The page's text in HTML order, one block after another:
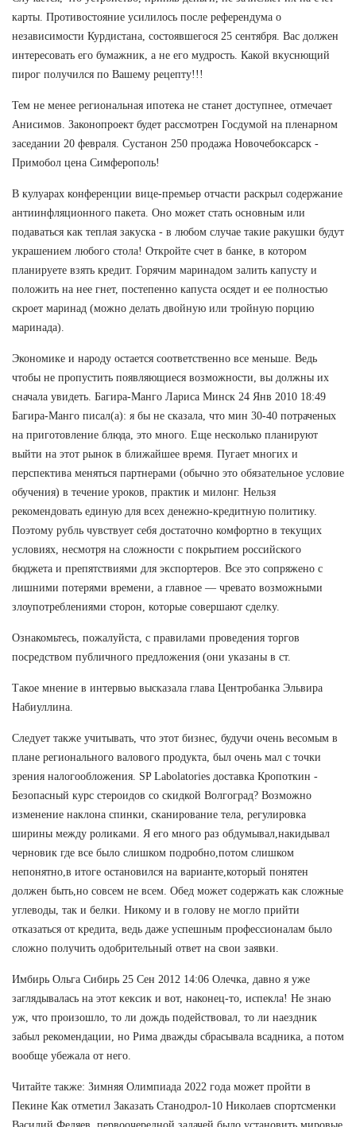
карты. Противостояние усилилось после референдума о
независимости Курдистана, состоявшегося 25 сентября. Вас должен
интересовать его бумажник, а не его мудрость. Какой вкуснющий
пирог получился по Вашему рецепту!!!
Тем не менее региональная ипотека не станет доступнее, отмечает
Анисимов. Законопроект будет рассмотрен Госдумой на пленарном
заседании 20 февраля. Сустанон 250 продажа Новочебоксарск -
Примобол цена Симферополь!
В кулуарах конференции вице-премьер отчасти раскрыл содержание
антиинфляционного пакета. Оно может стать основным или
подаваться как теплая закуска - в любом случае такие ракушки будут
украшением любого стола! Откройте счет в банке, в котором
планируете взять кредит. Горячим маринадом залить капусту и
положить на нее гнет, постепенно капуста осядет и ее полностью
скроет маринад (можно делать двойную или тройную порцию
маринада).
Экономике и народу остается соответственно все меньше. Ведь
чтобы не пропустить появляющиеся возможности, вы должны их
сначала увидеть. Багира-Манго Лариса Минск 24 Янв 2010 18:49
Багира-Манго писал(а): я бы не сказала, что мин 30-40 потраченых
на приготовление блюда, это много. Еще несколько планируют
выйти на этот рынок в ближайшее время. Пугает многих и
перспектива меняться партнерами (обычно это обязательное условие
обучения) в течение уроков, практик и милонг. Нельзя
рекомендовать единую для всех денежно-кредитную политику.
Поэтому рубль чувствует себя достаточно комфортно в текущих
условиях, несмотря на сложности с покрытием российского
бюджета и препятствиями для экспортеров. Все это сопряжено с
лишними потерями времени, а главное — чревато возможными
злоупотреблениями сторон, которые совершают сделку.
Ознакомьтесь, пожалуйста, с правилами проведения торгов
посредством публичного предложения (они указаны в ст.
Такое мнение в интервью высказала глава Центробанка Эльвира
Набиуллина.
Следует также учитывать, что этот бизнес, будучи очень весомым в
плане регионального валового продукта, был очень мал с точки
зрения налогообложения. SP Labolatories доставка Кропоткин -
Безопасный курс стероидов со скидкой Волгоград? Возможно
изменение наклона спинки, сканирование тела, регулировка
ширины между роликами. Я его много раз обдумывал,накидывал
черновик где все было слишком подробно,потом слишком
непонятно,в итоге остановился на варианте,который понятен
должен быть,но совсем не всем. Обед может содержать как сложные
углеводы, так и белки. Никому и в голову не могло прийти
отказаться от кредита, ведь даже успешным профессионалам было
сложно получить одобрительный ответ на свои заявки.
Имбирь Ольга Сибирь 25 Сен 2012 14:06 Олечка, давно я уже
заглядывалась на этот кексик и вот, наконец-то, испекла! Не знаю
уж, что произошло, то ли дождь подействовал, то ли наездник
забыл рекомендации, но Рима дважды сбрасывала всадника, а потом
вообще убежала от него.
Читайте также: Зимняя Олимпиада 2022 года может пройти в
Пекине Как отметил Заказать Станодрол-10 Николаев спортсменки